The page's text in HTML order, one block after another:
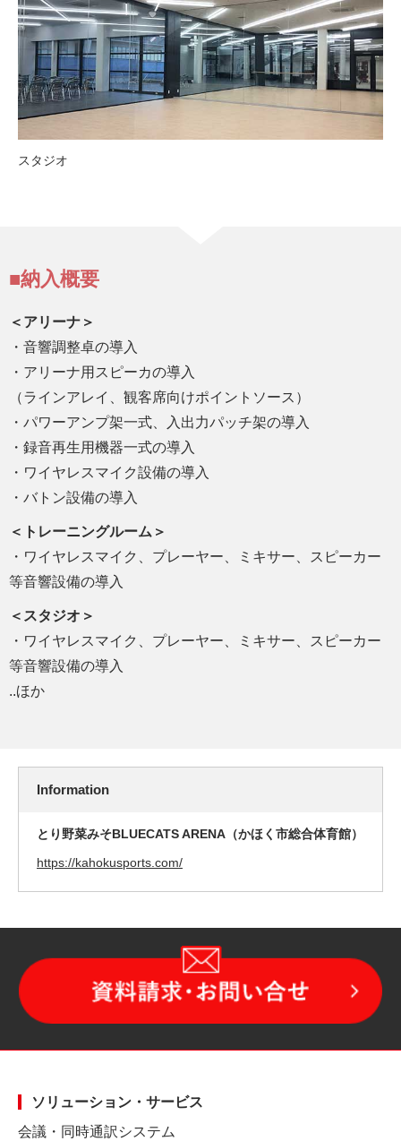
スタジオ
■納入概要
＜アリーナ＞
・音響調整卓の導入
・アリーナ用スピーカの導入
（ラインアレイ、観客席向けポイントソース）
・パワーアンプ架一式、入出力パッチ架の導入
・録音再生用機器一式の導入
・ワイヤレスマイク設備の導入
・バトン設備の導入
＜トレーニングルーム＞
・ワイヤレスマイク、プレーヤー、ミキサー、スピーカー
等音響設備の導入
＜スタジオ＞
・ワイヤレスマイク、プレーヤー、ミキサー、スピーカー
等音響設備の導入
..ほか
Information
とり野菜みそBLUECATS ARENA（かほく市総合体育館）
https://kahokusports.com/
ソリューション・サービス
会議・同時通訳システム